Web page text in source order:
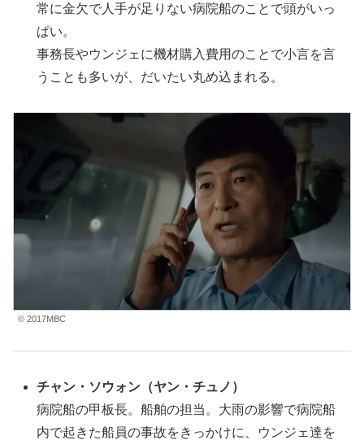
常に金欠で人手が足りない病院船のことで頭がいっ
ぱい。
事務長やウンジェに機材購入費用のことで小言を言
うことも多いが、だいたい丸め込まれる。
© 2017MBC
チャン・ソウォン （ヤン・チュノ ）
病院船の甲板長。船舶の担当。大雨の影響で病院船
内で起きた船員の事故をきっかけに、ウンジェ達を